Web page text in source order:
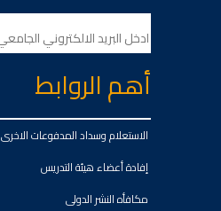
أهم الروابط
الاستعلام وسداد المدفوعات الاخرى
إفادة أعضاء هيئة التدريس
مكافأه النشر الدولى